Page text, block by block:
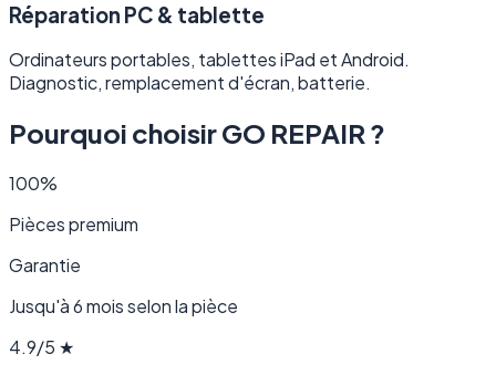
Réparation PC & tablette
Ordinateurs portables, tablettes iPad et Android.
Diagnostic, remplacement d'écran, batterie.
Pourquoi choisir GO REPAIR ?
100%
Pièces premium
Garantie
Jusqu'à 6 mois selon la pièce
4.9/5 ★